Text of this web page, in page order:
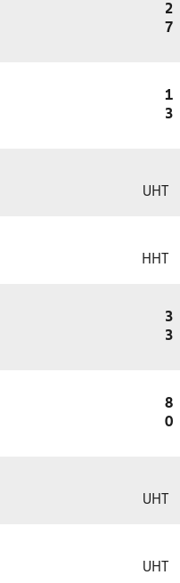
2
7
1
3
UHT
HHT
3
3
8
0
UHT
UHT